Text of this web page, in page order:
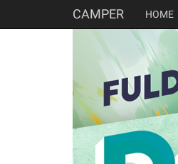
CAMPER HOME